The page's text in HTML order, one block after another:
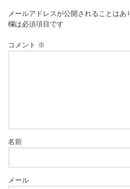
メールアドレスが公開されることはあ
欄は必須項目です
コメント ※
名前
メール